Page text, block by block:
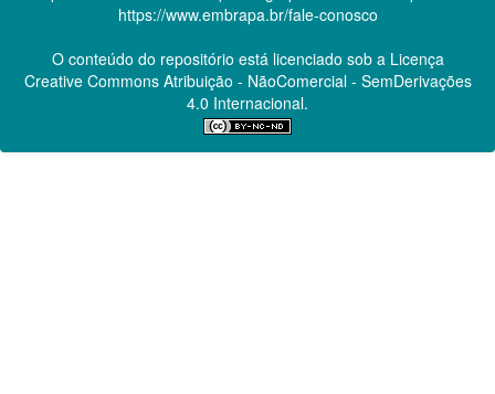
https://www.embrapa.br/fale-conosco
O conteúdo do repositório está licenciado sob a Licença
Creative CommonsAtribuição - NãoComercial - SemDerivações
4.0 Internacional.